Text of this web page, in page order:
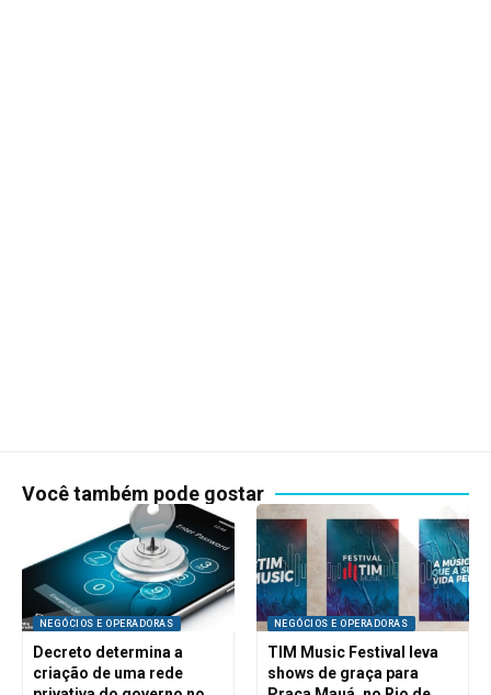
Você também pode gostar
NEGÓCIOS E OPERADORAS
Decreto determina a
criação de uma rede
NEGÓCIOS E OPERADORAS
TIM Music Festival leva
shows de graça para